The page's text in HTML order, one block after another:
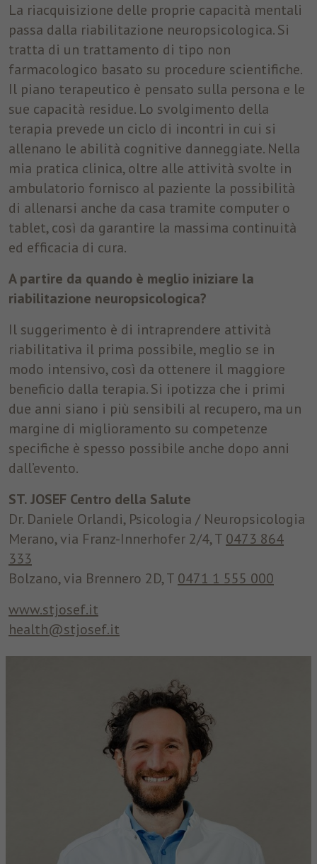
La riacquisizione delle proprie capacità mentali
passa dalla riabilitazione neuropsicologica. Si
tratta di un trattamento di tipo non
farmacologico basato su procedure scientifiche.
Il piano terapeutico è pensato sulla persona e le
sue capacità residue. Lo svolgimento della
terapia prevede un ciclo di incontri in cui si
allenano le abilità cognitive danneggiate. Nella
mia pratica clinica, oltre alle attività svolte in
ambulatorio fornisco al paziente la possibilità
di allenarsi anche da casa tramite computer o
tablet, così da garantire la massima continuità
ed efficacia di cura.
A partire da quando è meglio iniziare la
riabilitazione neuropsicologica?
Il suggerimento è di intraprendere attività
riabilitativa il prima possibile, meglio se in
modo intensivo, così da ottenere il maggiore
beneficio dalla terapia. Si ipotizza che i primi
due anni siano i più sensibili al recupero, ma un
margine di miglioramento su competenze
specifiche è spesso possibile anche dopo anni
dall’evento.
ST. JOSEF Centro della Salute
Dr. Daniele Orlandi, Psicologia / Neuropsicologia
Merano, via Franz-Innerhofer 2/4, T 0473 864
333
Bolzano, via Brennero 2D, T 0471 1 555 000
www.stjosef.it
health@stjosef.it
Finalità
Facebook imposta questo cookie per
mostrare agli utenti pubblicità pertinenti
tracciando il comportamento degli utenti sul
web, sui siti che hanno Facebook pixel o
Facebook social plugin.